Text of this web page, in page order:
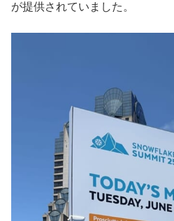
が提供されていました。